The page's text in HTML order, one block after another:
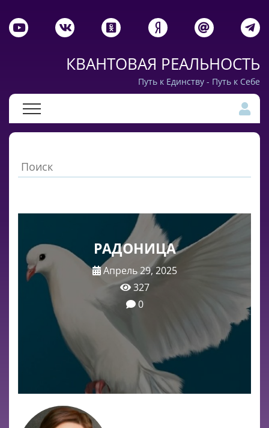
КВАНТОВАЯ РЕАЛЬНОСТЬ
Путь к Единству - Путь к Себе
РАДОНИЦА
Апрель 29, 2025
327
0